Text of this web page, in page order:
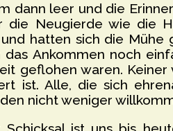
dann leer und die
die Neugierde wie die
hatten sich die
Ankommen noch
geflohen waren.
ist. Alle, die sich
nicht weniger